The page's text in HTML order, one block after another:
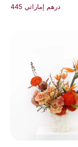
445 درهم إماراتي